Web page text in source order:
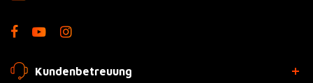
Kundenbetreuung